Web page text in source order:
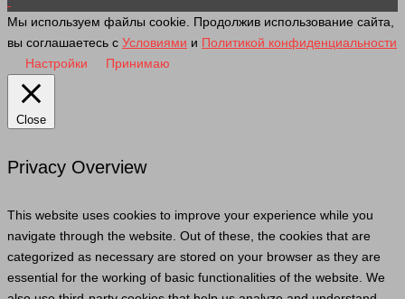
Мы используем файлы cookie. Продолжив использование сайта,
вы соглашаетесь с Условиями и Политикой конфиденциальности
Настройки
Принимаю
Close
Privacy Overview
This website uses cookies to improve your experience while you
navigate through the website. Out of these, the cookies that are
categorized as necessary are stored on your browser as they are
essential for the working of basic functionalities of the website. We